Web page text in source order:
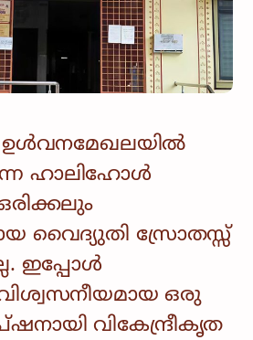
ഉൾവനമേഖലയിൽ
ഹാലിഹോൾ
വൈദ്യുതി സ്രോതസ്സ്
ഇപ്പോൾ
ഒരു
വികേന്ദ്രീകൃത